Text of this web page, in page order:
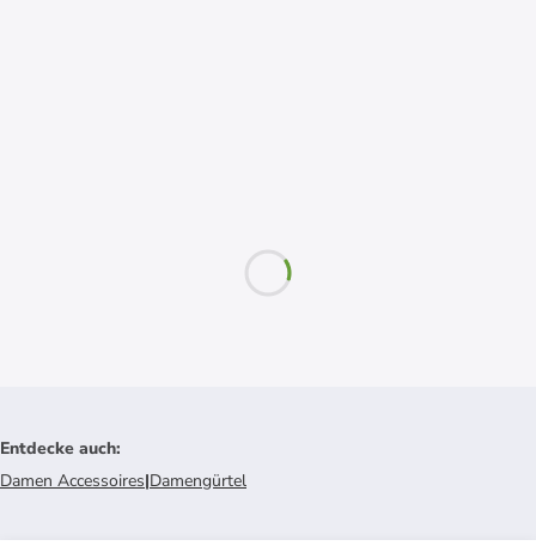
Entdecke auch:
Damen Accessoires|Damengürtel